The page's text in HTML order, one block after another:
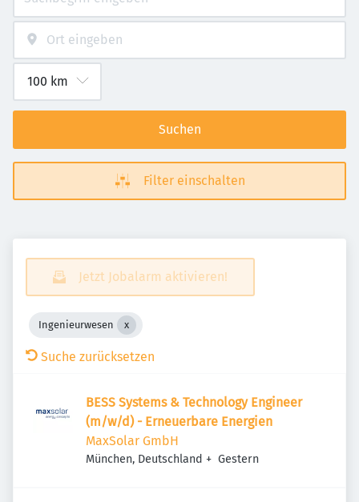
Suchen
Filter einschalten
Jetzt Jobalarm aktivieren!
Ingenieurwesen
Suche zurücksetzen
BESS Systems & Technology Engineer
(m/w/d) - Erneuerbare Energien
MaxSolar GmbH
München, Deutschland + Veröffentlicht
Gestern